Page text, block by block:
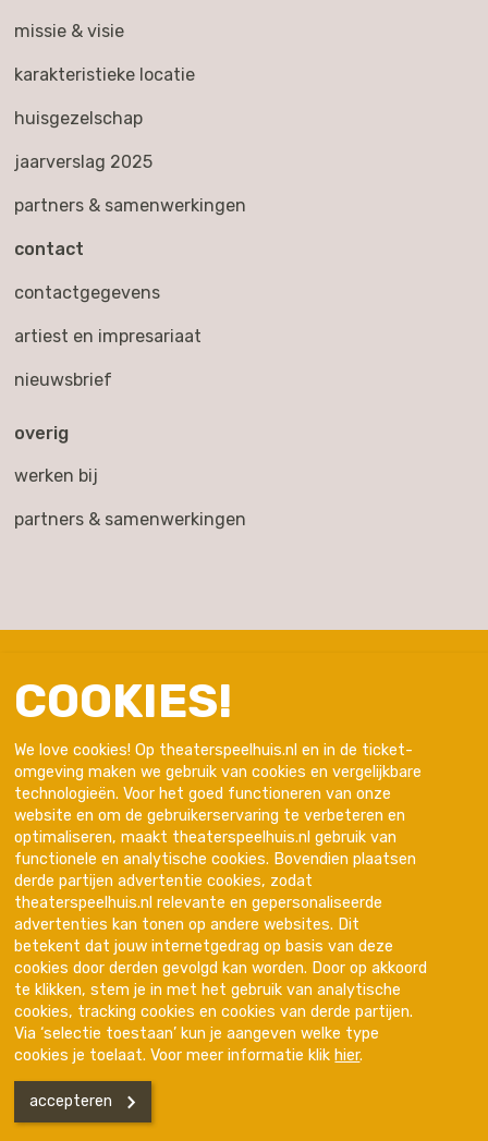
COOKIES!
We love cookies! Op theaterspeelhuis.nl en in de ticket-
omgeving maken we gebruik van cookies en vergelijkbare
technologieën. Voor het goed functioneren van onze
website en om de gebruikerservaring te verbeteren en
optimaliseren, maakt theaterspeelhuis.nl gebruik van
functionele en analytische cookies. Bovendien plaatsen
derde partijen advertentie cookies, zodat
theaterspeelhuis.nl relevante en gepersonaliseerde
advertenties kan tonen op andere websites. Dit
betekent dat jouw internetgedrag op basis van deze
cookies door derden gevolgd kan worden. Door op akkoord
te klikken, stem je in met het gebruik van analytische
cookies, tracking cookies en cookies van derde partijen.
Via ‘selectie toestaan’ kun je aangeven welke type
cookies je toelaat. Voor meer informatie klik hier.
accepteren
missie & visie
karakteristieke locatie
huisgezelschap
jaarverslag 2025
partners & samenwerkingen
contact
contactgegevens
artiest en impresariaat
nieuwsbrief
overig
werken bij
partners & samenwerkingen
Trotse partner van